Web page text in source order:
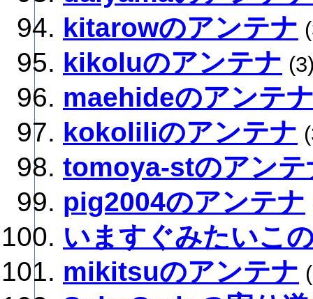
kitarowのアンテナ
kikoluのアンテナ
maehideのアンテ
kokoliliのアンテナ
tomoya-stのアンテ
pig2004のアンテナ
いますぐみたいこ
mikitsuのアンテナ